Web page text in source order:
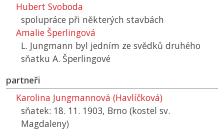
Hubert Svoboda
spolupráce při některých stavbách
Amalie Šperlingová
L. Jungmann byl jedním ze svědků druhého
sňatku A. Šperlingové
partneři
Karolina Jungmannová (Havlíčková)
sňatek: 18. 11. 1903, Brno (kostel sv.
Magdaleny)